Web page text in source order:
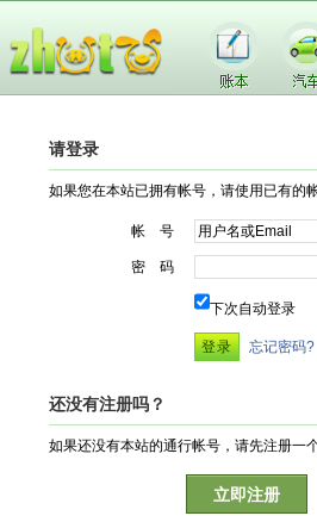
请登录
如果您在本站已拥有帐号，请使用已有的
帐 号
密 码
下次自动登录
忘记密码?
还没有注册吗？
如果还没有本站的通行帐号，请先注册一
立即注册